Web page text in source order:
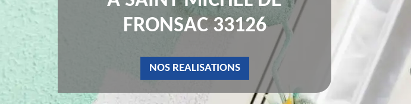
FRONSAC 33126
NOS REALISATIONS